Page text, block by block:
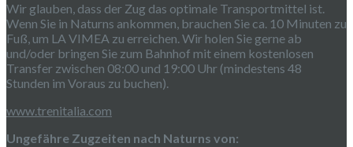
Wir glauben, dass der Zug das optimale Transportmittel ist.
Wenn Sie in Naturns ankommen, brauchen Sie ca. 10 Minuten zu
Fuß, um LA VIMEA zu erreichen. Wir holen Sie gerne ab
und/oder bringen Sie zum Bahnhof mit einem kostenlosen
Transfer zwischen 08:00 und 19:00 Uhr (mindestens 48
Stunden im Voraus zu buchen).
www.trenitalia.com
Ungefähre Zugzeiten nach Naturns von: